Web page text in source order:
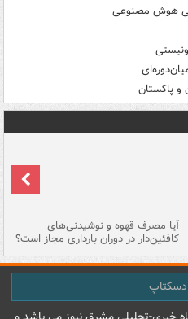
هوش مصنوعی
و پاکستان
آیا مصرف قهوه و نوشیدنی‌های
کافئین‌دار در دوران بارداری مجاز است؟